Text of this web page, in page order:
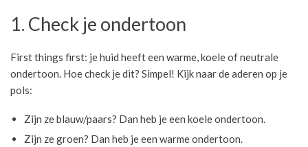
1. Check je ondertoon
First things first: je huid heeft een warme, koele of neutrale
ondertoon. Hoe check je dit? Simpel! Kijk naar de aderen op je
pols:
Zijn ze blauw/paars? Dan heb je een koele ondertoon.
Zijn ze groen? Dan heb je een warme ondertoon.